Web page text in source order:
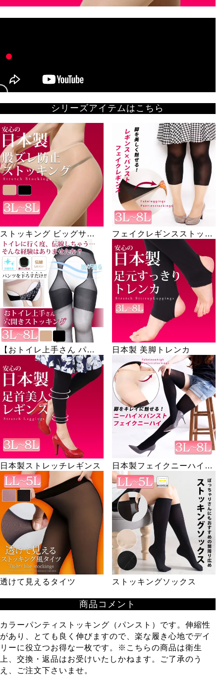
シリーズアイテムはこちら
ストッキング ビッグサイ
ズ股ズレ防止 股ずれ 股擦
れ 股ヅレ 【日本製ストッ
キング】
フェイクレギンスストッキ
ング
【おトイレ上手さん パン
ツを下ろすだけ！】日本製
穴あきストッキング
日本製 美脚トレンカ
日本製ストレッチレギンス
日本製フェイクニーハイパ
ンスト
透けて見えるタイツ ストッキングソックス
商品コメント
カラーパンティストッキング（パンスト）です。伸縮性
があり、とても良く伸びますので、楽な履き心地でデイ
リーに役立つお得な一枚です。※こちらの商品は衛生
上、交換・返品はお受けいたしかねます。ご了承のう
え、ご注文下さいませ。